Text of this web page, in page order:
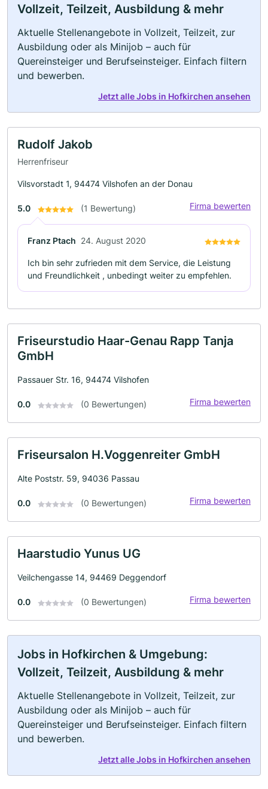
Vollzeit, Teilzeit, Ausbildung & mehr
Aktuelle Stellenangebote in Vollzeit, Teilzeit, zur
Ausbildung oder als Minijob – auch für
Quereinsteiger und Berufseinsteiger. Einfach filtern
und bewerben.
Jetzt alle Jobs in Hofkirchen ansehen
Rudolf Jakob
Herrenfriseur
Vilsvorstadt 1, 94474 Vilshofen an der Donau
5.0 (1 Bewertung) Firma bewerten
Franz Ptach 24. August 2020
Ich bin sehr zufrieden mit dem Service, die Leistung
und Freundlichkeit , unbedingt weiter zu empfehlen.
Friseurstudio Haar-Genau Rapp Tanja
GmbH
Passauer Str. 16, 94474 Vilshofen
0.0 (0 Bewertungen) Firma bewerten
Friseursalon H.Voggenreiter GmbH
Alte Poststr. 59, 94036 Passau
0.0 (0 Bewertungen) Firma bewerten
Haarstudio Yunus UG
Veilchengasse 14, 94469 Deggendorf
0.0 (0 Bewertungen) Firma bewerten
Jobs in Hofkirchen & Umgebung:
Vollzeit, Teilzeit, Ausbildung & mehr
Aktuelle Stellenangebote in Vollzeit, Teilzeit, zur
Ausbildung oder als Minijob – auch für
Quereinsteiger und Berufseinsteiger. Einfach filtern
und bewerben.
Jetzt alle Jobs in Hofkirchen ansehen